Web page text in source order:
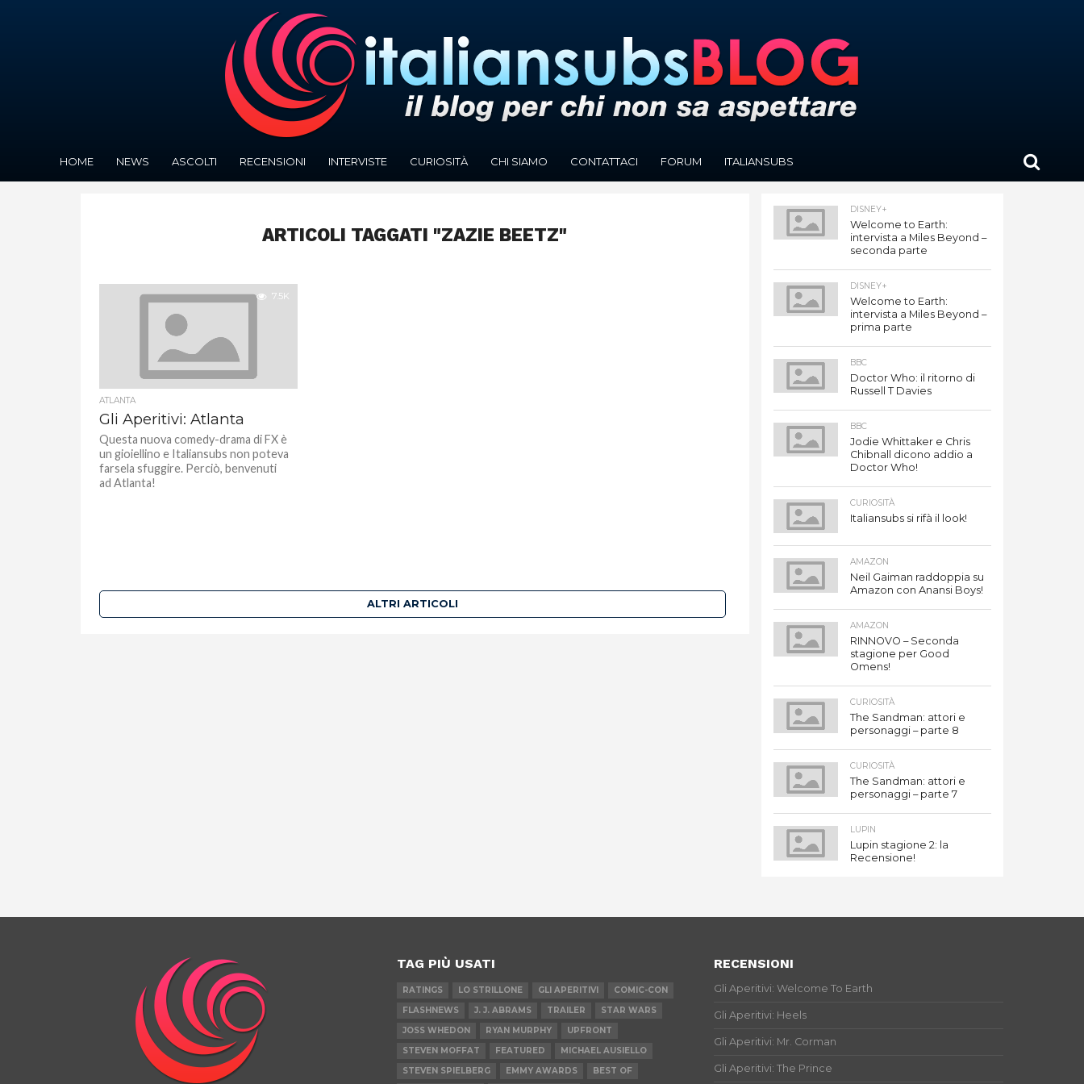
HOME NEWS ASCOLTI RECENSIONI INTERVISTE CURIOSITÀ CHI SIAMO CONTATTACI FORUM ITALIANSUBS
ARTICOLI TAGGATI "ZAZIE BEETZ"
7.5K
ATLANTA
Gli Aperitivi: Atlanta
Questa nuova comedy-drama di FX è
un gioiellino e Italiansubs non poteva
farsela sfuggire. Perciò, benvenuti
ad Atlanta!
ALTRI ARTICOLI
DISNEY+
Welcome to Earth:
intervista a Miles Beyond –
seconda parte
DISNEY+
Welcome to Earth:
intervista a Miles Beyond –
prima parte
BBC
Doctor Who: il ritorno di
Russell T Davies
BBC
Jodie Whittaker e Chris
Chibnall dicono addio a
Doctor Who!
CURIOSITÀ
Italiansubs si rifà il look!
AMAZON
Neil Gaiman raddoppia su
Amazon con Anansi Boys!
AMAZON
RINNOVO – Seconda
stagione per Good
Omens!
CURIOSITÀ
The Sandman: attori e
personaggi – parte 8
CURIOSITÀ
The Sandman: attori e
personaggi – parte 7
LUPIN
Lupin stagione 2: la
Recensione!
TAG PIÙ USATI
RATINGS LO STRILLONE GLI APERITIVI
COMIC-CON
FLASHNEWS
J. J. ABRAMS TRAILER
STAR WARS
JOSS WHEDON
RYAN MURPHY
UPFRONT
STEVEN MOFFAT
FEATURED
MICHAEL AUSIELLO
STEVEN SPIELBERG
EMMY AWARDS BEST OF
RECENSIONI
Gli Aperitivi: Welcome To Earth
Gli Aperitivi: Heels
Gli Aperitivi: Mr. Corman
Gli Aperitivi: The Prince